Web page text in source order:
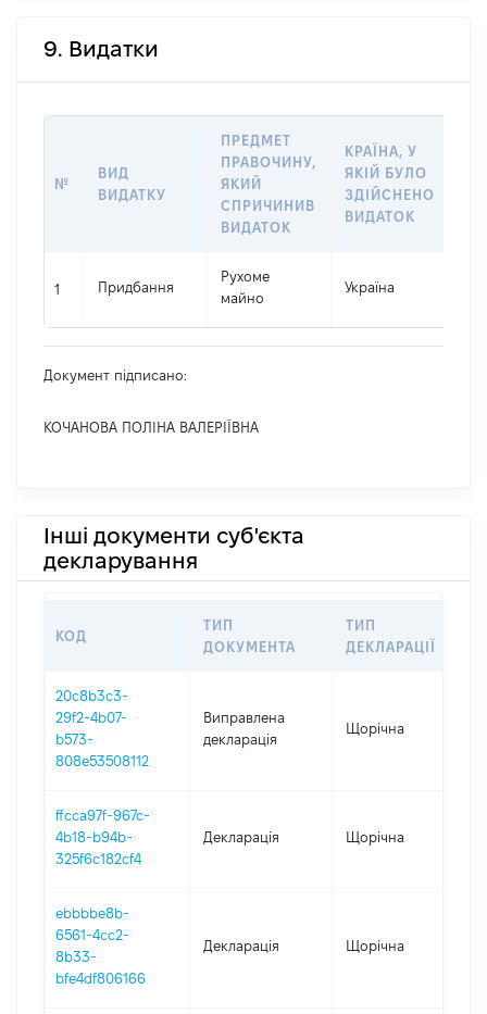
9. Видатки
№
ВИД
ВИДАТКУ
ПРЕДМЕТ
ПРАВОЧИНУ,
ЯКИЙ
СПРИЧИНИВ
ВИДАТОК
КРАЇНА, У
ЯКІЙ БУЛО
ЗДІЙСНЕНО
ВИДАТОК
1 Придбання
Рухоме
майно
Україна
Документ підписано:
КОЧАНОВА ПОЛІНА ВАЛЕРІЇВНА
Інші документи суб'єкта
декларування
КОД
ТИП
ДОКУМЕНТА
ТИП
ДЕКЛАРАЦІЇ
20c8b3c3-
29f2-4b07-
b573-
808e53508112
Виправлена
декларація
Щорічна
ffcca97f-967c-
4b18-b94b-
325f6c182cf4
Декларація Щорічна
ebbbbe8b-
6561-4cc2-
8b33-
bfe4df806166
Декларація Щорічна